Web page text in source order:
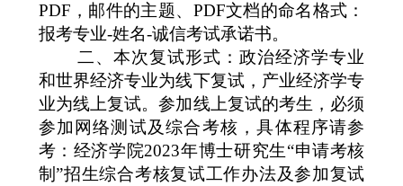
PDF ，邮件的主题、 PDF文档的命名格式：
报考专业-姓名-诚信考试承诺书。
二、本次复试形式：政治经济学专业
和世界经济专业为线下复试，产业经济学专
业为线上复试。参加线上复试的考生，必须
参加网络测试及综合考核，具体程序请参
考：经济学院2023年博士研究生“申请考核
制”招生综合考核复试工作办法及参加复试